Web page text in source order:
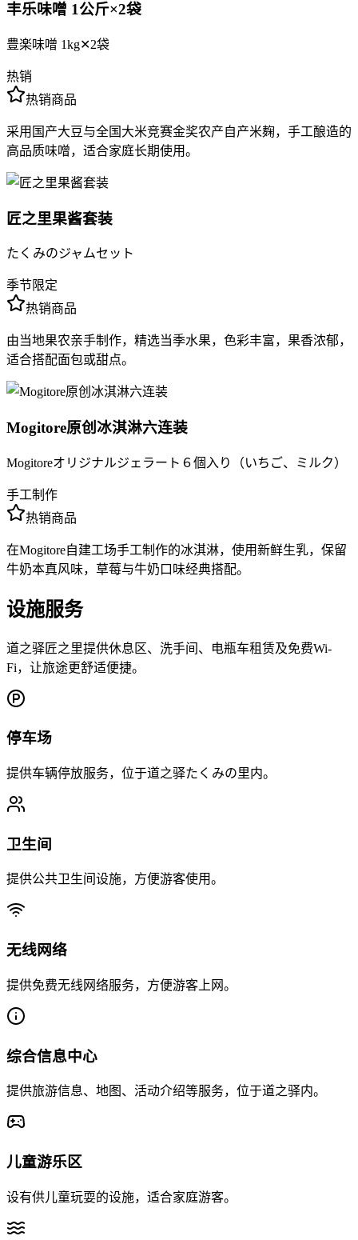
丰乐味噌 1公斤×2袋
豊楽味噌 1kg✕2袋
热销
热销商品
采用国产大豆与全国大米竞赛金奖农产自产米麹，手工酿造的
高品质味噌，适合家庭长期使用。
匠之里果酱套装
たくみのジャムセット
季节限定
热销商品
由当地果农亲手制作，精选当季水果，色彩丰富，果香浓郁，
适合搭配面包或甜点。
Mogitore原创冰淇淋六连装
Mogitoreオリジナルジェラート６個入り（いちご、ミルク）
手工制作
热销商品
在Mogitore自建工场手工制作的冰淇淋，使用新鲜生乳，保留
牛奶本真风味，草莓与牛奶口味经典搭配。
设施服务
道之驿匠之里提供休息区、洗手间、电瓶车租赁及免费Wi-
Fi，让旅途更舒适便捷。
停车场
提供车辆停放服务，位于道之驿たくみの里内。
卫生间
提供公共卫生间设施，方便游客使用。
无线网络
提供免费无线网络服务，方便游客上网。
综合信息中心
提供旅游信息、地图、活动介绍等服务，位于道之驿内。
儿童游乐区
设有供儿童玩耍的设施，适合家庭游客。